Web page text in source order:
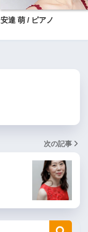
安達 萌 / ピアノ
次の記事